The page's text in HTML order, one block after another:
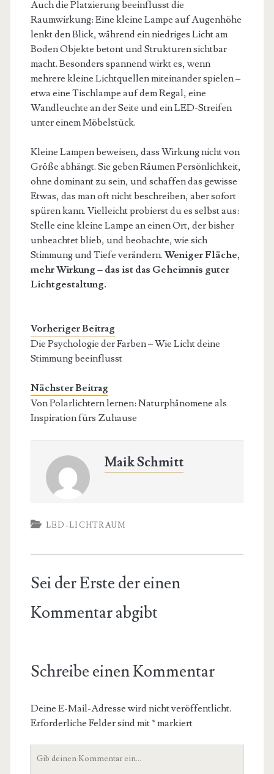
Auch die Platzierung beeinflusst die
Raumwirkung: Eine kleine Lampe auf Augenhöhe
lenkt den Blick, während ein niedriges Licht am
Boden Objekte betont und Strukturen sichtbar
macht. Besonders spannend wirkt es, wenn
mehrere kleine Lichtquellen miteinander spielen –
etwa eine Tischlampe auf dem Regal, eine
Wandleuchte an der Seite und ein LED-Streifen
unter einem Möbelstück.
Kleine Lampen beweisen, dass Wirkung nicht von
Größe abhängt. Sie geben Räumen Persönlichkeit,
ohne dominant zu sein, und schaffen das gewisse
Etwas, das man oft nicht beschreiben, aber sofort
spüren kann. Vielleicht probierst du es selbst aus:
Stelle eine kleine Lampe an einen Ort, der bisher
unbeachtet blieb, und beobachte, wie sich
Stimmung und Tiefe verändern. Weniger Fläche,
mehr Wirkung – das ist das Geheimnis guter
Lichtgestaltung.
Vorheriger Beitrag
Die Psychologie der Farben – Wie Licht deine
Stimmung beeinflusst
Nächster Beitrag
Von Polarlichtern lernen: Naturphänomene als
Inspiration fürs Zuhause
Maik Schmitt
LED-LICHTRAUM
Sei der Erste der einen
Kommentar abgibt
Schreibe einen Kommentar
Deine E-Mail-Adresse wird nicht veröffentlicht.
Erforderliche Felder sind mit*markiert
Dein